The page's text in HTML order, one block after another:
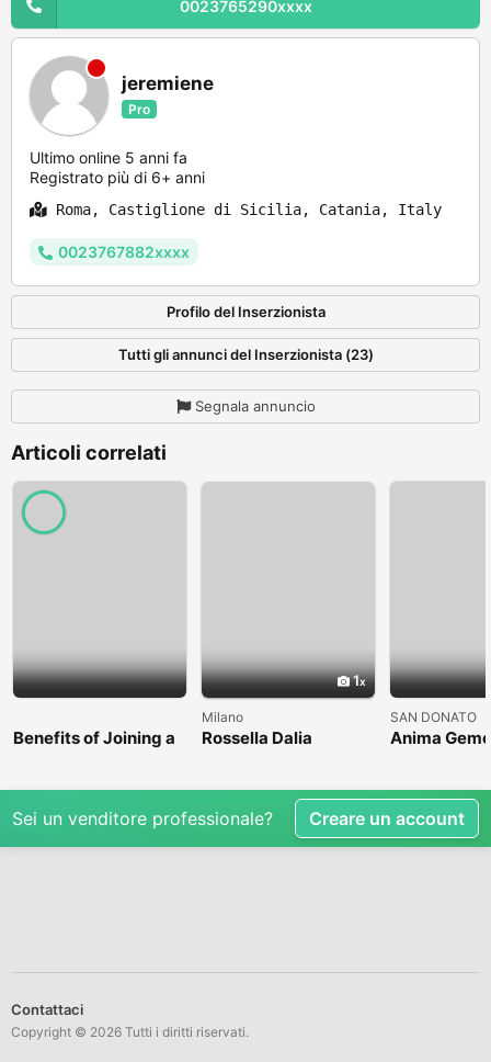
0023765290xxxx
jeremiene
Pro
Ultimo online 5 anni fa
Registrato più di 6+ anni
Roma, Castiglione di Sicilia, Catania, Italy
0023767882xxxx
Profilo del Inserzionista
Tutti gli annunci del Inserzionista (23)
Segnala annuncio
Articoli correlati
Benefits of Joining a
Professional Nasha
1
Milano
Rossella Dalia
SAN DONATO
Anima
Sei un venditore professionale? Creare un account
Contattaci
Copyright © 2026 Tutti i diritti riservati.